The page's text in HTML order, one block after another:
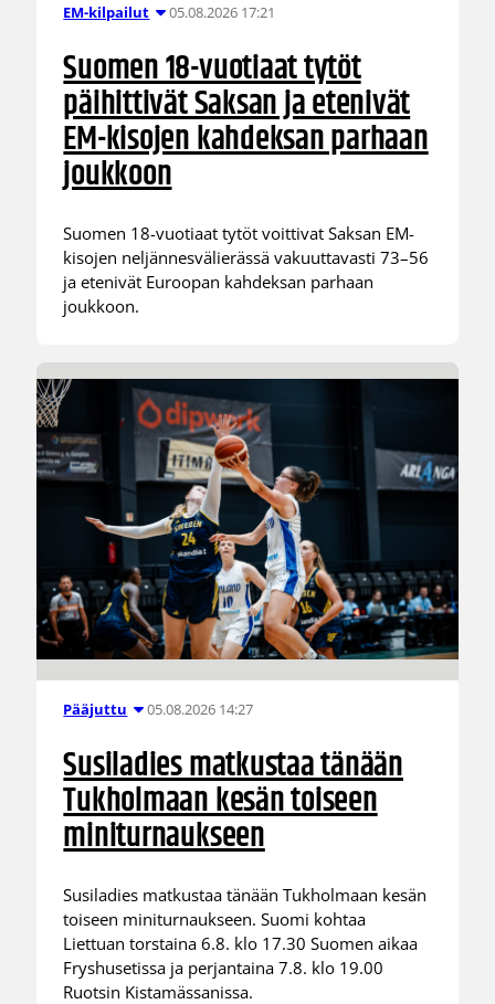
EM-kilpailut 05.08.2026 17:21
Suomen 18-vuotiaat tytöt
päihittivät Saksan ja etenivät
EM-kisojen kahdeksan parhaan
joukkoon
Suomen 18-vuotiaat tytöt voittivat Saksan EM-
kisojen neljännesvälierässä vakuuttavasti 73–56
ja etenivät Euroopan kahdeksan parhaan
joukkoon.
Pääjuttu 05.08.2026 14:27
Susiladies matkustaa tänään
Tukholmaan kesän toiseen
miniturnaukseen
Susiladies matkustaa tänään Tukholmaan kesän
toiseen miniturnaukseen. Suomi kohtaa
Liettuan torstaina 6.8. klo 17.30 Suomen aikaa
Fryshusetissa ja perjantaina 7.8. klo 19.00
Ruotsin Kistamässanissa.